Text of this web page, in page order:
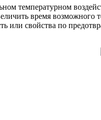
температурном
время возможного
или свойства по